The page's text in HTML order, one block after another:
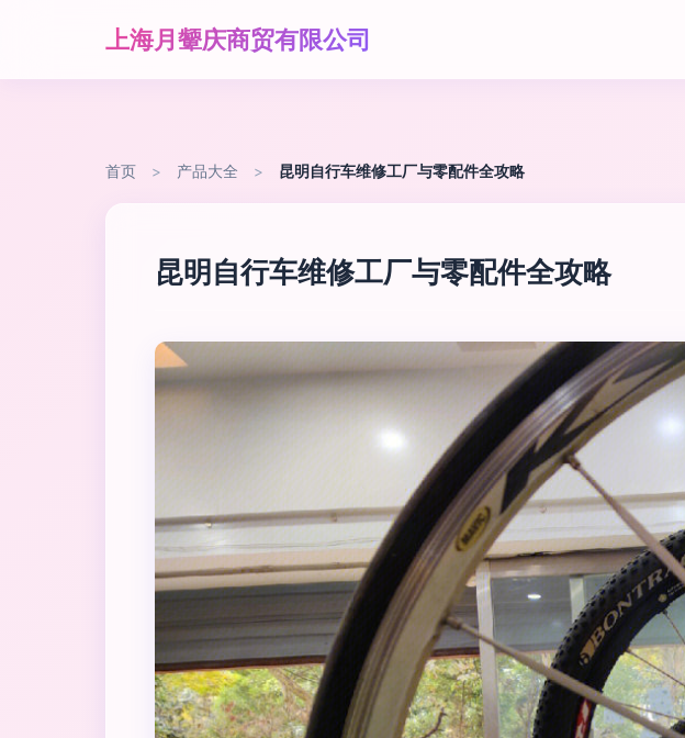
上海月颦庆商贸有限公司
首页 > 产品大全 > 昆明自行车维修工厂与零配件全攻略
昆明自行车维修工厂与零配件全攻略